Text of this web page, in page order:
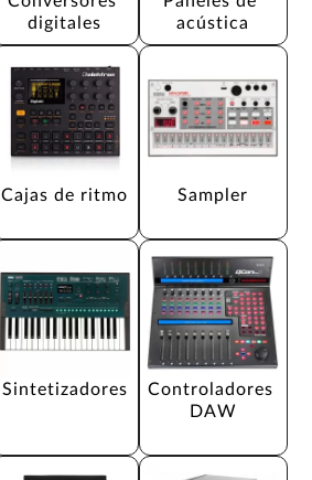
digitales
acústica
Cajas de ritmo Sampler
Sintetizadores
Controladores
DAW